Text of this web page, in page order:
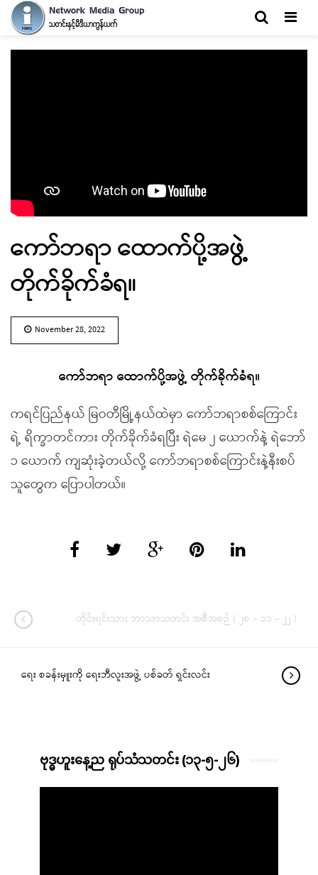
ကော်ဘရာ ထောက်ပို့အဖွဲ့
တိုက်ခိုက်ခံရ။
November 28, 2022
ကော်ဘရာ ထောက်ပို့အဖွဲ့ တိုက်ခိုက်ခံရ။
ကရင်ပြည်နယ် မြဝတီမြို့နယ်ထဲမှာ ကော်ဘရာစစ်ကြောင်း
ရဲ့ ရိက္ခာတင်ကား တိုက်ခိုက်ခံရပြီး ရဲမေ ၂ ယောက်နဲ့ ရဲဘော်
၁ ယောက် ကျဆုံးခဲ့တယ်လို့ ကော်ဘရာစစ်ကြောင်းနဲ့နီးစပ်
သူတွေက ပြောပါတယ်။
တိုင်းရင်းသား ဘာသာသတင်း အစီအစဉ် ( ၂၈ – ၁၁ – ၂၂ )
ရေး စခန်းမှူးကို ရေးဘီလူးအဖွဲ့ ပစ်ခတ် ရှင်းလင်း
ဗုဒ္ဓဟူးနေ့ည ရုပ်သံသတင်း (၁၃-၅-၂၆)